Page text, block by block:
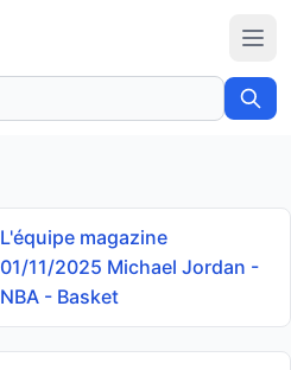
L'équipe magazine
01/11/2025 Michael Jordan -
NBA - Basket